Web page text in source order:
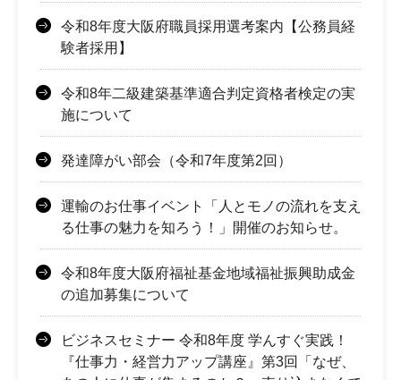
令和8年度大阪府職員採用選考案内【公務員経
験者採用】
令和8年二級建築基準適合判定資格者検定の実
施について
発達障がい部会（令和7年度第2回）
運輸のお仕事イベント「人とモノの流れを支え
る仕事の魅力を知ろう！」開催のお知らせ。
令和8年度大阪府福祉基金地域福祉振興助成金
の追加募集について
ビジネスセミナー 令和8年度 学んすぐ実践！
『仕事力・経営力アップ講座』第3回「なぜ、